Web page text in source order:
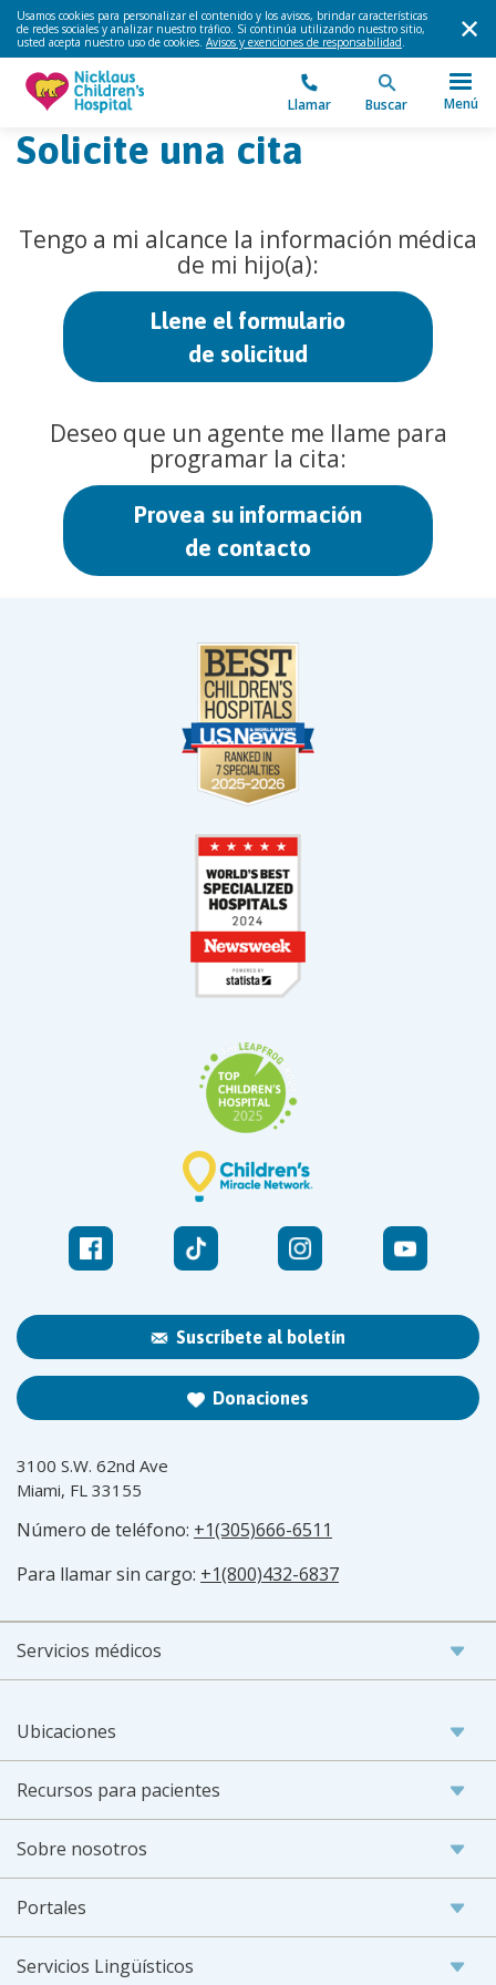
Usamos cookies para personalizar el contenido y los avisos, brindar características
de redes sociales y analizar nuestro tráfico. Si continúa utilizando nuestro sitio,
usted acepta nuestro uso de cookies. Avisos y exenciones de responsabilidad.
Llamar Buscar Menú
Solicite una cita
Tengo a mi alcance la información médica
de mi hijo(a):
Llene el formulario
de solicitud
Deseo que un agente me llame para
programar la cita:
Provea su información
de contacto
Suscríbete al boletín
Donaciones
3100 S.W. 62nd Ave
Miami, FL 33155
Número de teléfono: +1(305)666-6511
Para llamar sin cargo: +1(800)432-6837
Servicios médicos
Ubicaciones
Recursos para pacientes
Sobre nosotros
Portales
Servicios Lingüísticos